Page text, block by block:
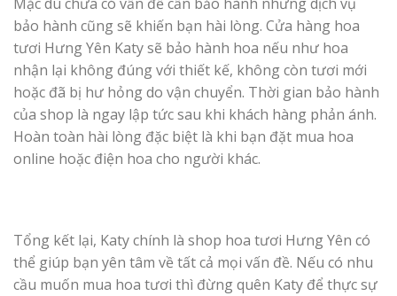
Mặc dù chưa có vấn đề cần bảo hành nhưng dịch vụ
bảo hành cũng sẽ khiến bạn hài lòng. Cửa hàng hoa
tươi Hưng Yên Katy sẽ bảo hành hoa nếu như hoa
nhận lại không đúng với thiết kế, không còn tươi mới
hoặc đã bị hư hỏng do vận chuyển. Thời gian bảo hành
của shop là ngay lập tức sau khi khách hàng phản ánh.
Hoàn toàn hài lòng đặc biệt là khi bạn đặt mua hoa
online hoặc điện hoa cho người khác.
Tổng kết lại, Katy chính là shop hoa tươi Hưng Yên có
thể giúp bạn yên tâm về tất cả mọi vấn đề. Nếu có nhu
cầu muốn mua hoa tươi thì đừng quên Katy để thực sự